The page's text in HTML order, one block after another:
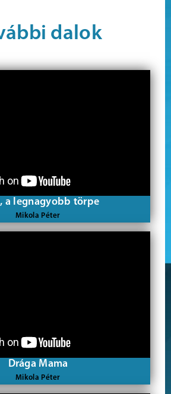
dalok
a legnagyobb törpe
Mikola Péter
Drága Mama
Mikola Péter